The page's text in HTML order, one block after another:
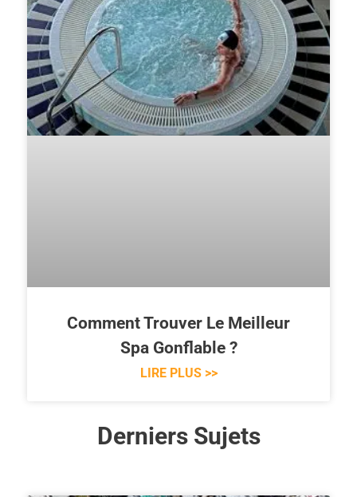
Comment Trouver Le Meilleur
Spa Gonflable ?
LIRE PLUS >>
Derniers Sujets